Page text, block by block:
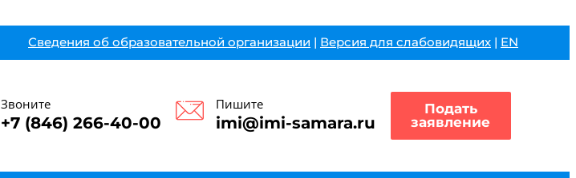
Сведения об образовательной организации | Версия для слабовидящих | EN
Звоните
+7 (846) 266-40-00
Пишите
imi@imi-samara.ru
Подать
заявление